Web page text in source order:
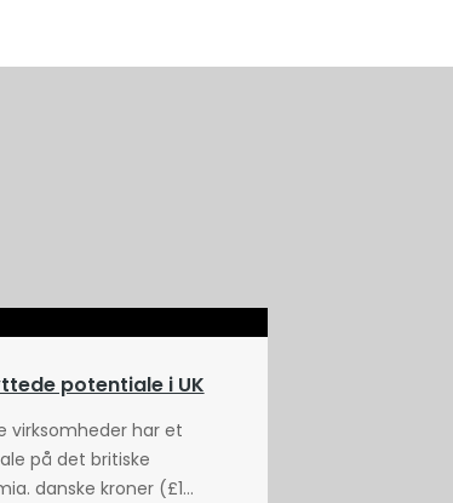
potentiale i UK
virksomheder har et
på det britiske
danske kroner (£1...